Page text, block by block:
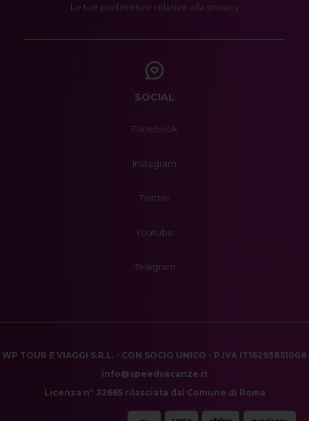
Le tue preferenze relative alla privacy
SOCIAL
Facebook
Instagram
Twitter
Youtube
Telegram
WP TOUR E VIAGGI S.R.L. - CON SOCIO UNICO - P.IVA IT16293851008
info@speedvacanze.it
Licenza n° 32665 rilasciata dal Comune di Roma